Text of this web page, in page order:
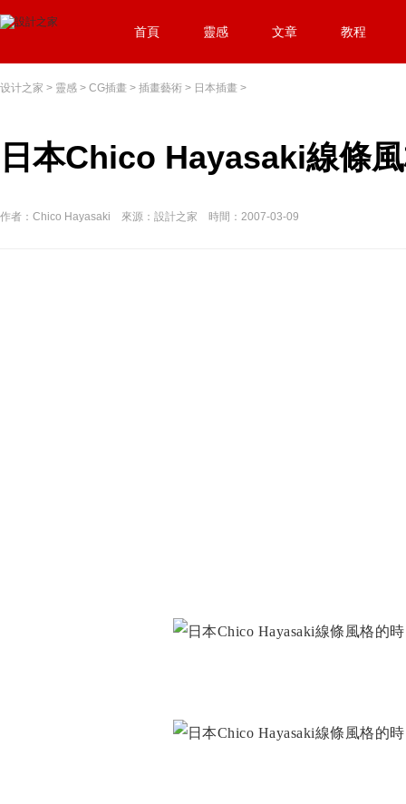
首頁 靈感 文章 教程
设计之家 > 靈感 > CG插畫 > 插畫藝術 > 日本插畫 >
日本Chico Hayasaki線條
作者：Chico Hayasaki 來源：設計之家 時間：2007-03-09